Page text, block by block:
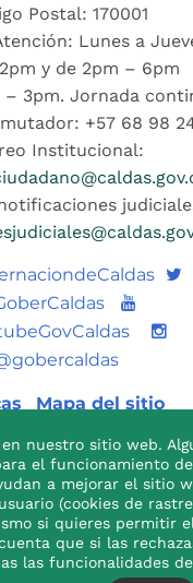
Postal: 170001
Lunes a
y de 2pm – 6pm
– 3pm. Jornada
+57 68 98
Institucional:
Youtube
Mapa del sitio
en nuestro sitio web.
el funcionamiento
a mejorar el sitio
(cookies de
si quieres permitir
que si las
las funcionalidades